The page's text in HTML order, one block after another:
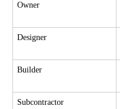
Owner
Designer
Builder
Subcontractor